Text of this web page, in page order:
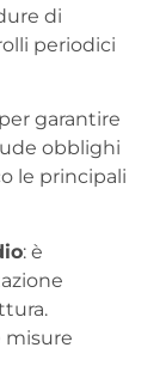
di
periodici
garantire
obblighi
le principali
: è
misure